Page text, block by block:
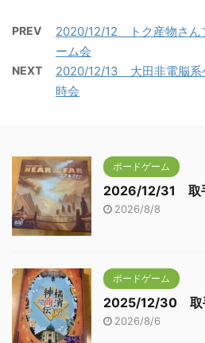
PREV
2020/12/12 トク産物さん
ーム会
NEXT
2020/12/13 大田非電脳系
時会
ボードゲーム
2026/12/31 取
2026/8/8
ボードゲーム
2025/12/30 取
2026/8/6